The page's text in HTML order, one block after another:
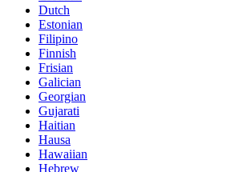
Dutch
Estonian
Filipino
Finnish
Frisian
Galician
Georgian
Gujarati
Haitian
Hausa
Hawaiian
Hebrew